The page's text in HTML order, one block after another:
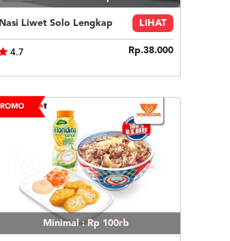
Nasi Liwet Solo Lengkap LIHAT
4.7 Rp.38.000
Minimal : Rp 100rb